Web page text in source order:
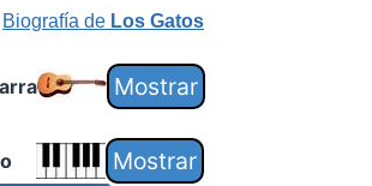
Biografía de Los Gatos